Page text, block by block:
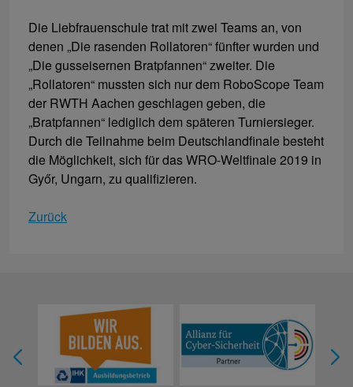
Die Liebfrauenschule trat mit zwei Teams an, von
denen „Die rasenden Rollatoren“ fünfter wurden und
„Die gusseisernen Bratpfannen“ zweiter. Die
„Rollatoren“ mussten sich nur dem RoboScope Team
der RWTH Aachen geschlagen geben, die
„Bratpfannen“ lediglich dem späteren Turniersieger.
Durch die Teilnahme beim Deutschlandfinale besteht
die Möglichkeit, sich für das WRO-Weltfinale 2019 in
Győr, Ungarn, zu qualifizieren.
Zurück